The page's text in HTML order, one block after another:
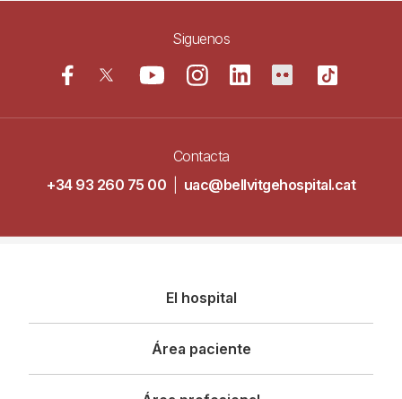
Siguenos
Contacta
+34 93 260 75 00
uac@bellvitgehospital.cat
principal
El hospital
Área paciente